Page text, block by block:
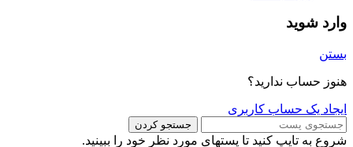
وارد شوید
بستن
هنوز حساب ندارید؟
ایجاد یک حساب کاربری
جستجو کردن
شروع به تایپ کنید تا پستهای مورد نظر خود را ببینید.